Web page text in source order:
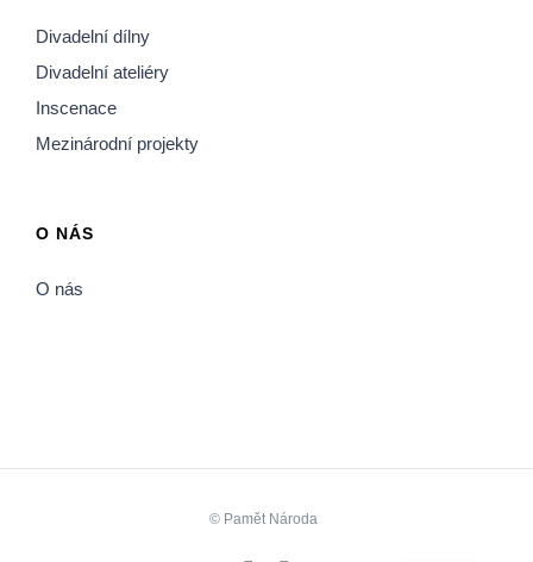
Divadelní dílny
Divadelní ateliéry
Inscenace
Mezinárodní projekty
O NÁS
O nás
© Pamět Národa